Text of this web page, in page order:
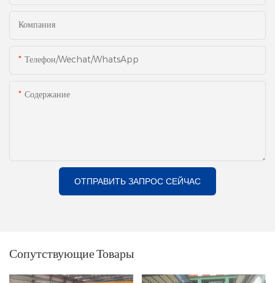
Компания
Телефон/Wechat/WhatsApp
Содержание
ОТПРАВИТЬ ЗАПРОС СЕЙЧАС
Сопутствующие Товары